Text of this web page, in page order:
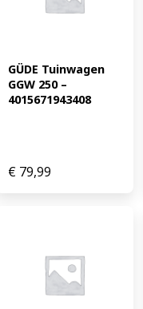
GÜDE Tuinwagen
GGW 250 –
4015671943408
€ 79,99